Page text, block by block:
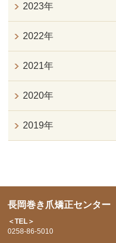
2023年
2022年
2021年
2020年
2019年
長岡巻き爪矯正センター
＜TEL＞
0258-86-5010